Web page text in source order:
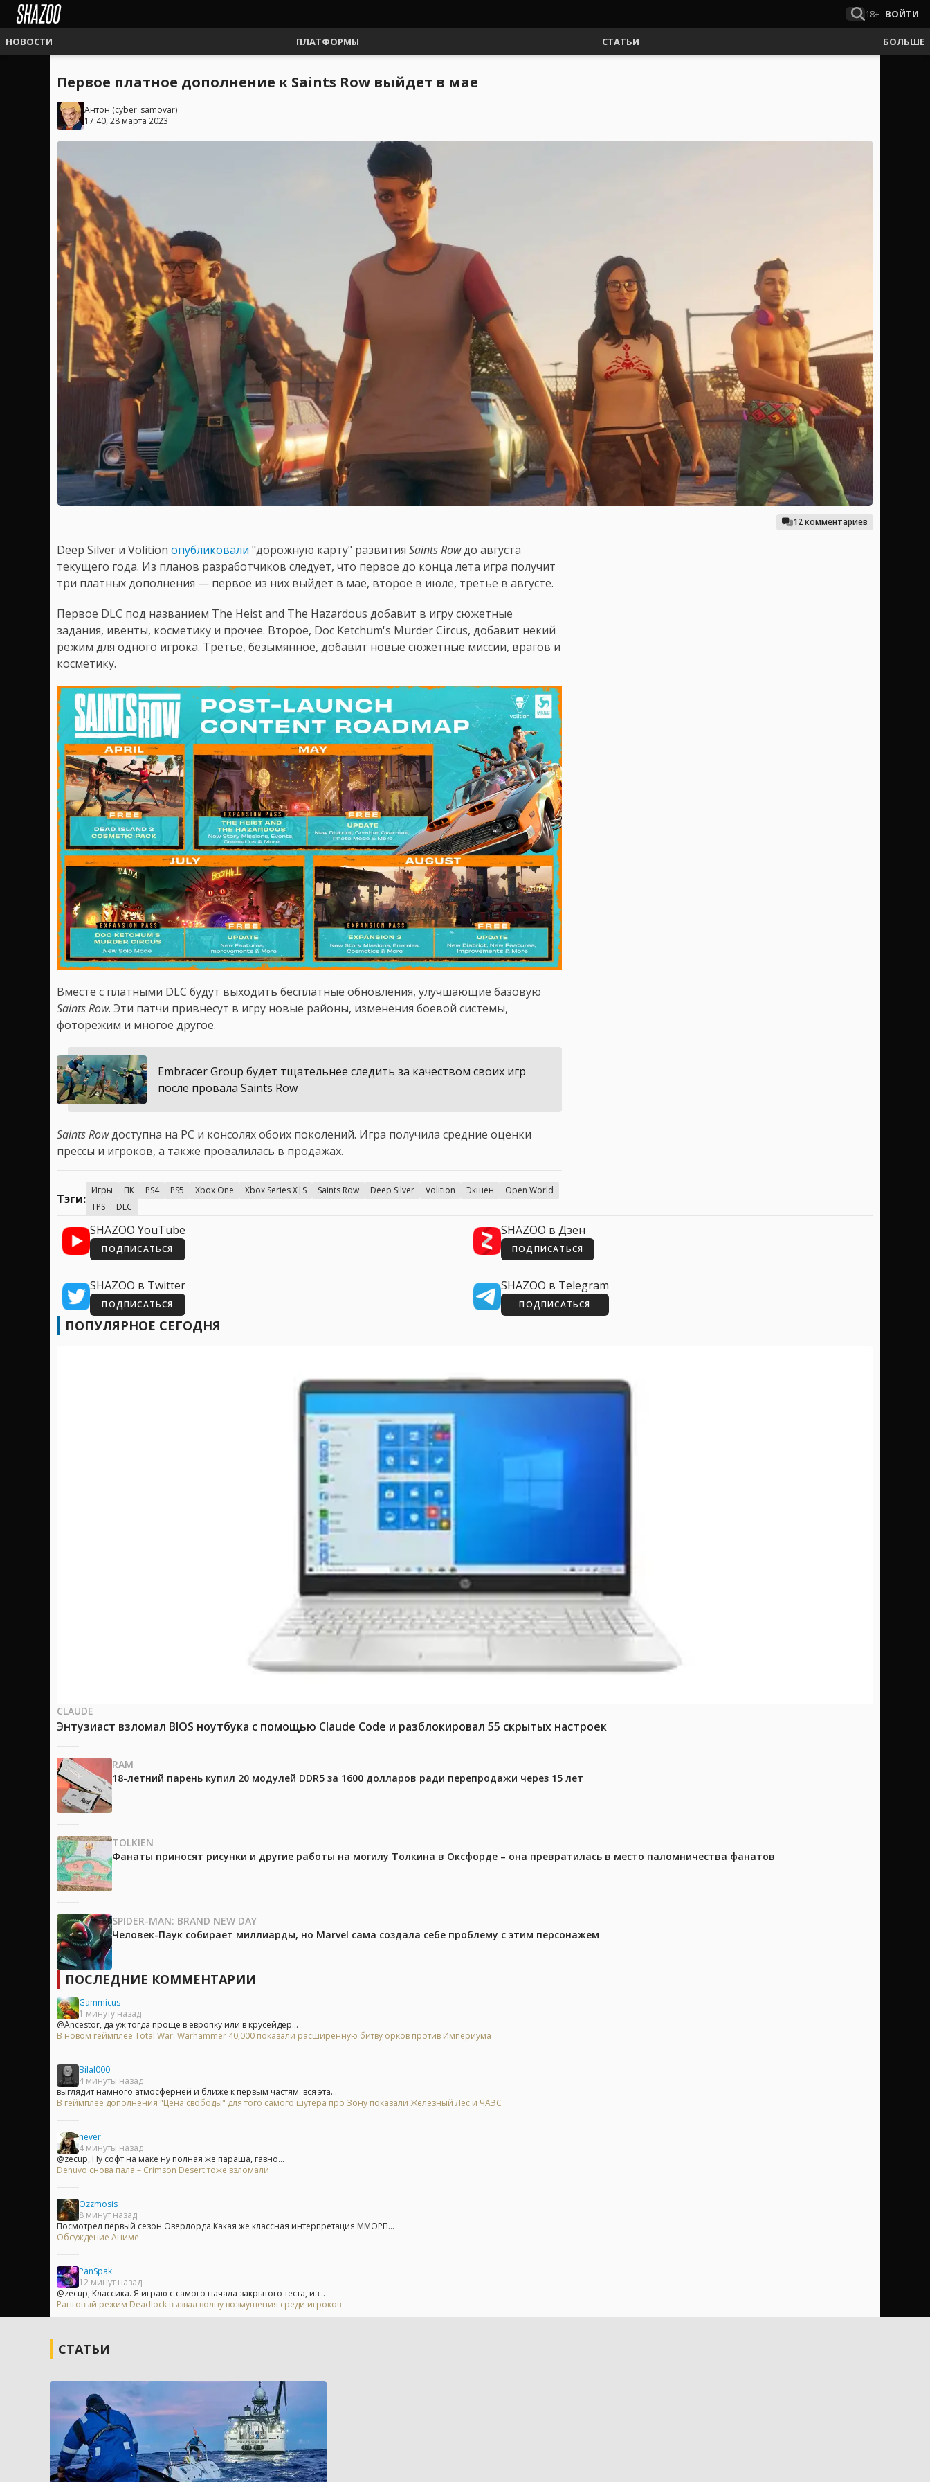
18+ ВОЙТИ
НОВОСТИ ПЛАТФОРМЫ СТАТЬИ БОЛЬШЕ
Первое платное дополнение к Saints Row выйдет в мае
Антон (cyber_samovar)
17:40, 28 марта 2023
12 комментариев
Deep Silver и Volition опубликовали "дорожную карту" развития Saints Rowдо августа
текущего года. Из планов разработчиков следует, что первое до конца лета игра получит
три платных дополнения — первое из них выйдет в мае, второе в июле, третье в августе.
Первое DLC под названием The Heist and The Hazardous добавит в игру сюжетные
задания, ивенты, косметику и прочее. Второе, Doc Ketchum's Murder Circus, добавит некий
режим для одного игрока. Третье, безымянное, добавит новые сюжетные миссии, врагов и
косметику.
Вместе с платными DLC будут выходить бесплатные обновления, улучшающие базовую
Saints Row. Эти патчи привнесут в игру новые районы, изменения боевой системы,
фоторежим и многое другое.
Embracer Group будет тщательнее следить за качеством своих игр
после провала Saints Row
Saints Rowдоступна на PC и консолях обоих поколений. Игра получила средние оценки
прессы и игроков, а также провалилась в продажах.
Тэги:
Игры ПК PS4 PS5 Xbox One Xbox Series X|S Saints Row Deep Silver Volition Экшен
Open World
TPS
DLC
SHAZOO YouTube
ПОДПИСАТЬСЯ
SHAZOO в Дзен
ПОДПИСАТЬСЯ
SHAZOO в Twitter
ПОДПИСАТЬСЯ
SHAZOO в Telegram
ПОДПИСАТЬСЯ
ПОПУЛЯРНОЕ СЕГОДНЯ
CLAUDE
Энтузиаст взломал BIOS ноутбука с помощью Claude Code и разблокировал 55 скрытых настроек
RAM
18-летний парень купил 20 модулей DDR5 за 1600 долларов ради перепродажи через 15 лет
TOLKIEN
Фанаты приносят рисунки и другие работы на могилу Толкина в Оксфорде – она превратилась в место паломничества фанатов
SPIDER-MAN: BRAND NEW DAY
Человек-Паук собирает миллиарды, но Marvel сама создала себе проблему с этим персонажем
ПОСЛЕДНИЕ КОММЕНТАРИИ
Gammicus
1 минуту назад
@Ancestor, да уж тогда проще в европку или в крусейдер...
В новом геймплее Total War: Warhammer 40,000 показали расширенную битву орков против Империума
Bilal000
4 минуты назад
выглядит намного атмосферней и ближе к первым частям. вся эта...
В геймплее дополнения "Цена свободы" для того самого шутера про Зону показали Железный Лес и ЧАЭС
never
4 минуты назад
@zecup, Ну софт на маке ну полная же параша, гавно...
Denuvo снова пала – Crimson Desert тоже взломали
Ozzmosis
8 минут назад
Посмотрел первый сезон Оверлорда.Какая же классная интерпретация ММОРП...
Обсуждение Аниме
PanSpak
12 минут назад
@zecup, Классика. Я играю с самого начала закрытого теста, из...
Ранговый режим Deadlock вызвал волну возмущения среди игроков
СТАТЬИ